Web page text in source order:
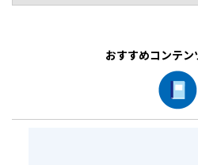
おすすめコンテン